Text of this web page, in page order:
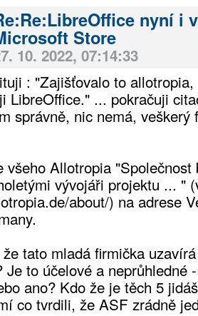
nyní i v
Store
10. 2022, 07:14:33
: "Zajišťovalo to
LibreOffice." ... pokračuji
správně, nic nemá, veškerý
všeho Allotropia
vývojáři projektu ... "
about/) na adrese
tato mladá firmička
Je to účelové a neprůhledné
ano? Kdo že je těch 5
co tvrdili, že ASF zrádně